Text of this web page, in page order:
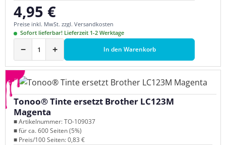
Regulärer Preis:
4,95 €
Preise inkl. MwSt. zzgl. Versandkosten
Sofort lieferbar! Lieferzeit 1-2 Werktage
− + In den Warenkorb
Tonoo® Tinte ersetzt Brother LC123M
Magenta
■ Artikelnummer: TO-109037
■ für ca. 600 Seiten (5%)
■ Preis/100 Seiten: 0,83 €